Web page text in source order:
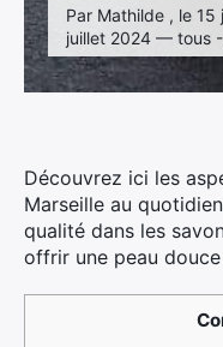
Par Mathilde , le 15
juillet 2024 — tous
Découvrez ici les
Marseille au
qualité dans les
offrir une peau